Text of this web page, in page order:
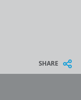
SHARE